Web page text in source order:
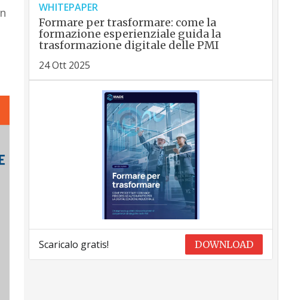
WHITEPAPER
Formare per trasformare: come la
formazione esperienziale guida la
trasformazione digitale delle PMI
24 Ott 2025
Scaricalo gratis! DOWNLOAD